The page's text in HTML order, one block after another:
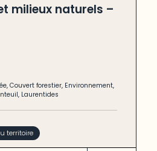
milieux naturels –
,Couvert forestier, Environnement,
, Laurentides
territoire